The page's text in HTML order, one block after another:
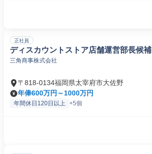
正社員
ディスカウントストア店舗運営部長候補
三角商事株式会社
〒818-0134福岡県太宰府市大佐野
年俸600万円～1000万円
年間休日120日以上 +5個